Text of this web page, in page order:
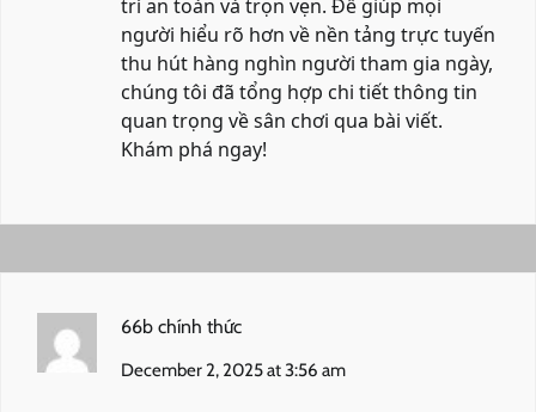
trí an toàn và trọn vẹn. Để giúp mọi
người hiểu rõ hơn về nền tảng trực tuyến
thu hút hàng nghìn người tham gia ngày,
chúng tôi đã tổng hợp chi tiết thông tin
quan trọng về sân chơi qua bài viết.
Khám phá ngay!
66b chính thức
December 2, 2025 at 3:56 am